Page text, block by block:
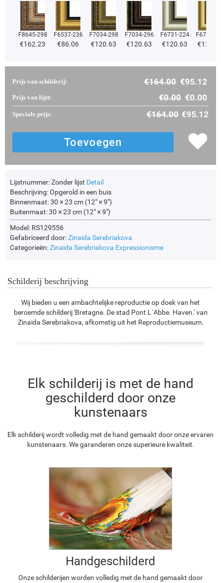
F8645-298
€162.23
F6537-236
€86.06
F7034-298
€120.63
F7034-296
€120.63
F6731-224
€120.63
F6731-
€
Prijs van schilderij: €164.00 €95.12
Prijs van lijst: €0.00 €0.00
Speciale prijs: €164.00 €95.12
Lijstnummer:Zonder lijst Detail
Beschrijving:Opgerold in een buis
Binnenmaat:30 × 23 cm (12" × 9")
Buitenmaat:30 × 23 cm (12" × 9")
Model: RS129556
Gefabriceerd door:Zinaida Serebriakova
Categorieën:Zinaida Serebriakova Expressionisme
Schilderij beschrijving
Wij bieden u een ambachtelijke reproductie op doek van het
beroemde schilderij 'Bretagne. De stad Pont L`Abbe. Haven.' van
Zinaida Serebriakova, afkomstig uit het Reproductiemuseum.
Elk schilderij is met de hand
geschilderd door onze
kunstenaars
Elk schilderij wordt volledig met de hand gemaakt door onze ervaren
kunstenaars. We garanderen onze superieure kwaliteit.
Handgeschilderd
Onze schilderijen worden volledig met de hand gemaakt door